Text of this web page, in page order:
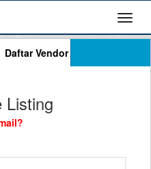
Daftar Vendor
Listing